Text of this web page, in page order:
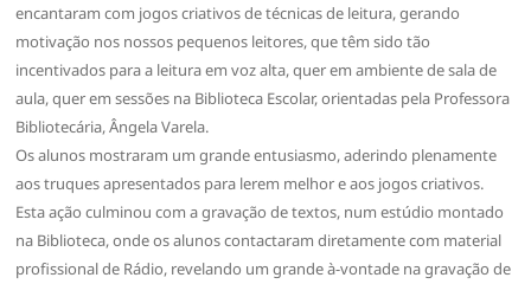
encantaram com jogos criativos de técnicas de leitura, gerando
motivação nos nossos pequenos leitores, que têm sido tão
incentivados para a leitura em voz alta, quer em ambiente de sala de
aula, quer em sessões na Biblioteca Escolar, orientadas pela Professora
Bibliotecária, Ângela Varela.
Os alunos mostraram um grande entusiasmo, aderindo plenamente
aos truques apresentados para lerem melhor e aos jogos criativos.
Esta ação culminou com a gravação de textos, num estúdio montado
na Biblioteca, onde os alunos contactaram diretamente com material
profissional de Rádio, revelando um grande à-vontade na gravação de